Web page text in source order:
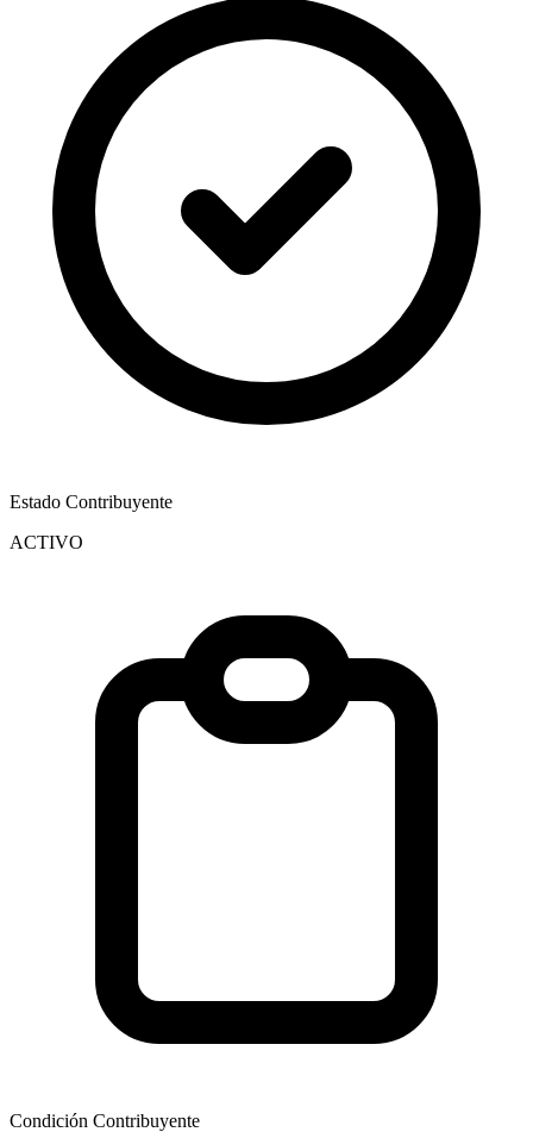
Estado Contribuyente
ACTIVO
Condición Contribuyente